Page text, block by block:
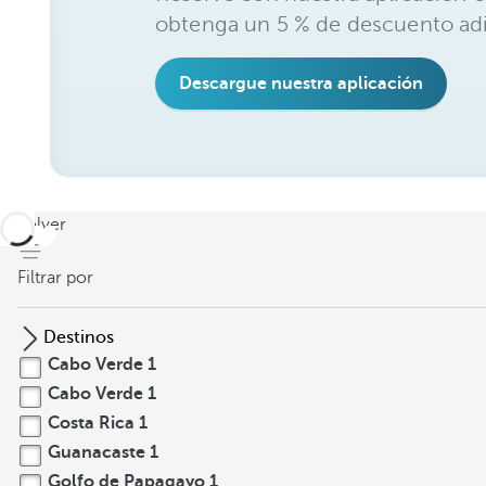
obtenga un 5 % de descuento
Descargue nuestra aplicación
volver
Filtrar por
Destinos
Cabo Verde 1
Cabo Verde 1
Costa Rica 1
Guanacaste 1
Golfo de Papagayo 1